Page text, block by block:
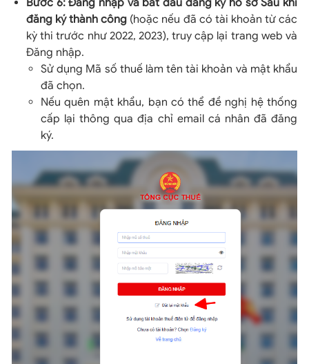
đăng ký thành công (hoặc nếu đã có tài khoản từ các
kỳ thi trước như 2022, 2023), truy cập lại trang web và
Đăng nhập.
Sử dụng Mã số thuế làm tên tài khoản và mật khẩu
đã chọn.
Nếu quên mật khẩu, bạn có thể đề nghị hệ thống
cấp lại thông qua địa chỉ email cá nhân đã đăng
ký.